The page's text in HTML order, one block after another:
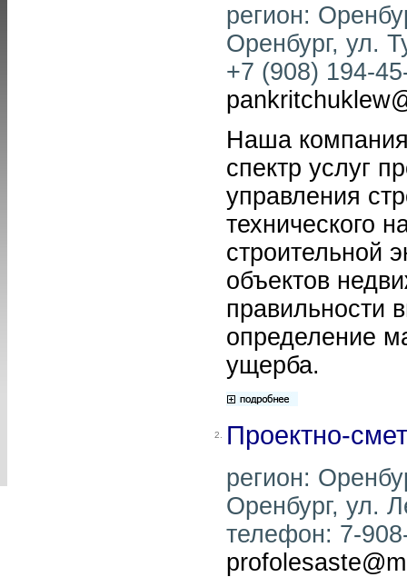
регион:
Оренбург, ул.
+7 (908) 194-
Наша
спектр услуг
управления
технического
строительной
объектов
правильности
определение
ущерба.
2. Проектно-
регион:
Оренбург, ул.
телефон: 7-